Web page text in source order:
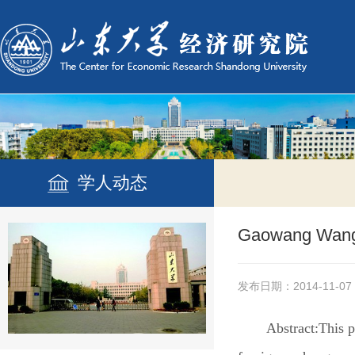
学人动态
Gaowang
发布日期：2014-11-07
Abstract:This